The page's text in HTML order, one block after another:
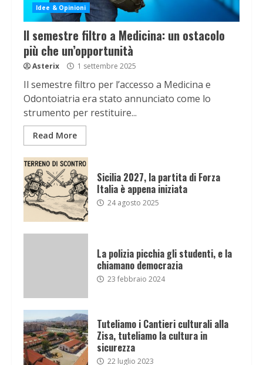
Idee & Opinioni
Il semestre filtro a Medicina: un ostacolo
più che un’opportunità
Asterix 1 settembre 2025
Il semestre filtro per l’accesso a Medicina e
Odontoiatria era stato annunciato come lo
strumento per restituire...
Read More
Sicilia 2027, la partita di Forza
Italia è appena iniziata
24 agosto 2025
La polizia picchia gli studenti, e la
chiamano democrazia
23 febbraio 2024
Tuteliamo i Cantieri culturali alla
Zisa, tuteliamo la cultura in
sicurezza
22 luglio 2023